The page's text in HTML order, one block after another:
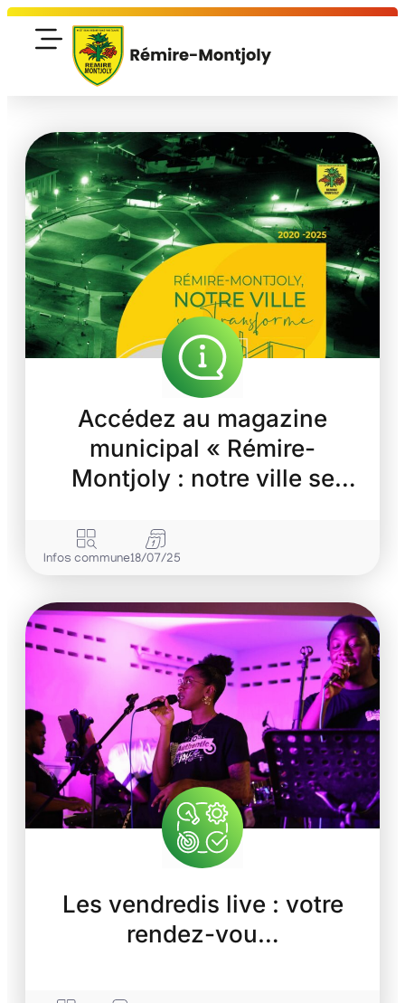
Accédez au magazine
municipal « Rémire-
Montjoly : notre ville se
Infos commune18/07/25
Les vendredis live : votre
rendez-vou…